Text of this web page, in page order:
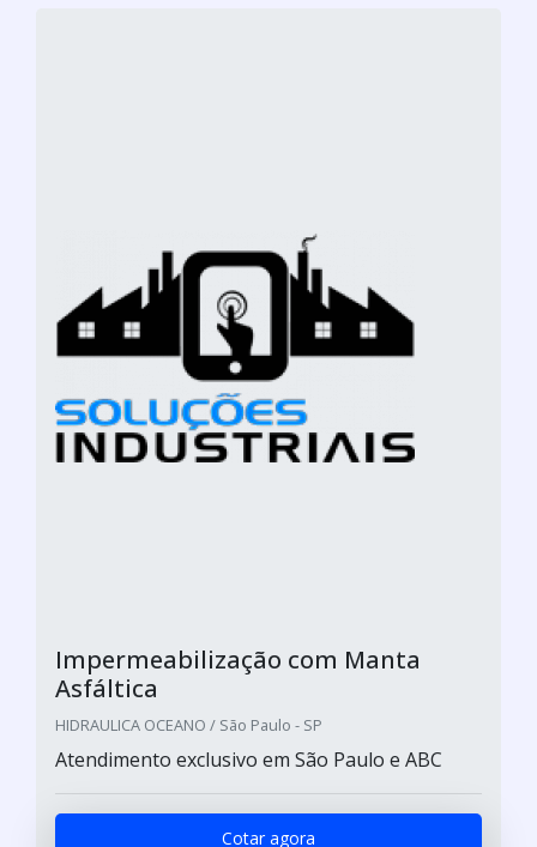
Impermeabilização com Manta
Asfáltica
HIDRAULICA OCEANO / São Paulo - SP
Atendimento exclusivo em São Paulo e ABC
Cotar agora